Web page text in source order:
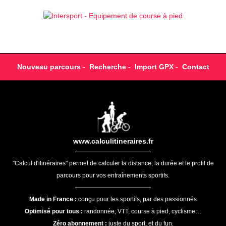
Nouveau parcours- Recherche- Import GPX- Contact
www.calculitineraires.fr
"Calcul d'itinéraires" permet de calculer la distance, la durée et le profil de
parcours pour vos entraînements sportifs.
Made in France : conçu pour les sportifs, par des passionnés
Optimisé pour tous : randonnée, VTT, course à pied, cyclisme…
Zéro abonnement : juste du sport, et du fun.